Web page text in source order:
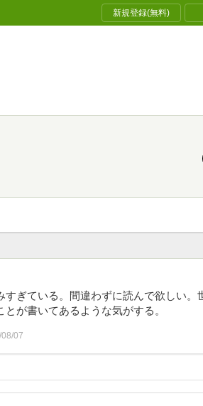
新規登録(無料)
すぎている。間違わずに読んで欲しい。
が書いてあるような気がする。
07